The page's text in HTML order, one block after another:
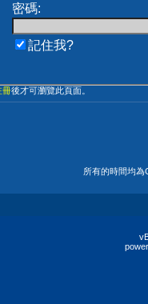
密碼:
記住我?
冊後才可瀏覽此頁面。
所有的時間均為